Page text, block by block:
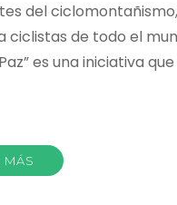
del
de todo el
es una iniciativa
MÁS